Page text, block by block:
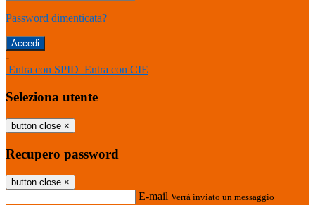
Password dimenticata?
-
Entra con SPID Entra con CIE
Seleziona utente
button close ×
Recupero password
button close ×
E-mail Verrà inviato un messaggio